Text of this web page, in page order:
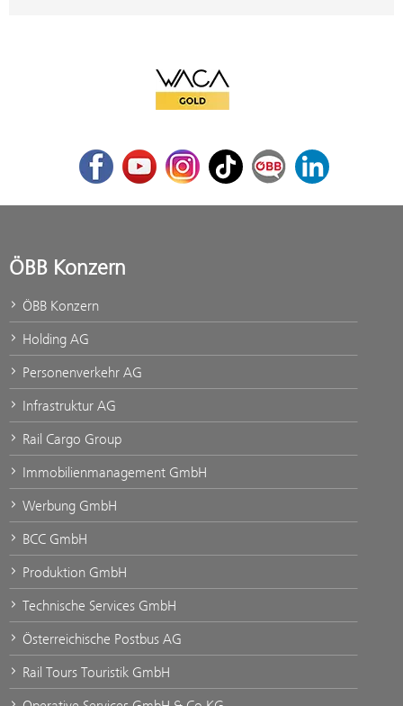
WACA Gold
FacebookYoutubeInstagram
TikTok ÖBB Corporate Blog
LinkedIn
ÖBB Konzern
ÖBB Konzern
Holding AG
Personenverkehr AG
Infrastruktur AG
Rail Cargo Group
Immobilienmanagement GmbH
Werbung GmbH
BCC GmbH
Produktion GmbH
Technische Services GmbH
Österreichische Postbus AG
Rail Tours Touristik GmbH